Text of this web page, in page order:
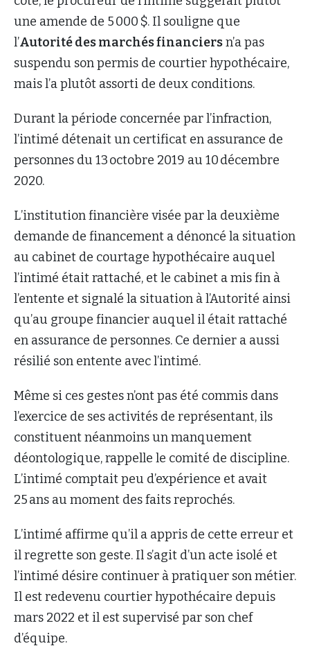
une amende de 5 000 $. Il souligne que
l’Autorité des marchés financiersn’a pas
suspendu son permis de courtier hypothécaire,
mais l’a plutôt assorti de deux conditions.
Durant la période concernée par l’infraction,
l’intimé détenait un certificat en assurance de
personnes du 13 octobre 2019 au 10 décembre
2020.
L’institution financière visée par la deuxième
demande de financement a dénoncé la situation
au cabinet de courtage hypothécaire auquel
l’intimé était rattaché, et le cabinet a mis fin à
l’entente et signalé la situation à l’Autorité ainsi
qu’au groupe financier auquel il était rattaché
en assurance de personnes. Ce dernier a aussi
résilié son entente avec l’intimé.
Même si ces gestes n’ont pas été commis dans
l’exercice de ses activités de représentant, ils
constituent néanmoins un manquement
déontologique, rappelle le comité de discipline.
L’intimé comptait peu d’expérience et avait
25 ans au moment des faits reprochés.
L’intimé affirme qu’il a appris de cette erreur et
il regrette son geste. Il s’agit d’un acte isolé et
l’intimé désire continuer à pratiquer son métier.
Il est redevenu courtier hypothécaire depuis
mars 2022 et il est supervisé par son chef
d’équipe.